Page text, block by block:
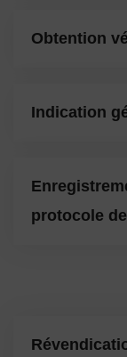
Obtention
Indication
protocole